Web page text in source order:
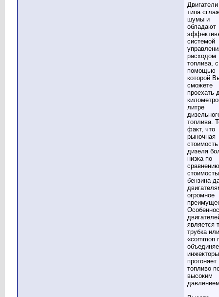
Двигатели
типа
шумы и
обладают
системой
расходом
топлива, с
помощью
которой
сможете
проехать
литре
топлива.
факт, что
рыночная
стоимость
дизеля
низка по
бензина
огромное
является
трубка или
«common
прогоняет
топливо
высоким